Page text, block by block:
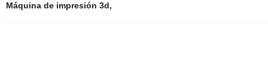
Máquina de impresión 3d,